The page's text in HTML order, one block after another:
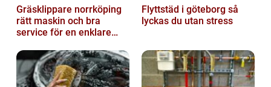
Gräsklippare norrköping
rätt maskin och bra
service för en enklare
Flyttstäd i göteborg så
lyckas du utan stress